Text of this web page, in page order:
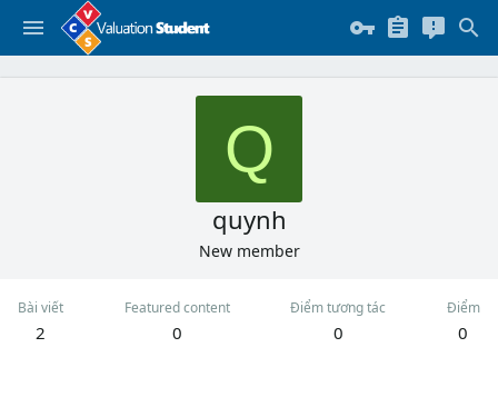
Q
quynh
New member
Bài viết
2
Featured content
0
Điểm tương tác
0
Điểm
0